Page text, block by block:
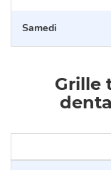
Samedi
Grille